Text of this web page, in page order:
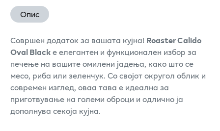
Опис
Совршен додаток за вашата кујна! Roaster Calido
Oval Blackе елегантен и функционален избор за
печење на вашите омилени јадења, како што се
месо, риба или зеленчук. Со својот округол облик и
современ изглед, оваа тава е идеална за
приготвување на големи оброци и одлично ја
дополнува секоја кујна.